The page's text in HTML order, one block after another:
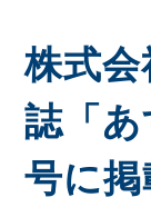
株式
誌「
号に